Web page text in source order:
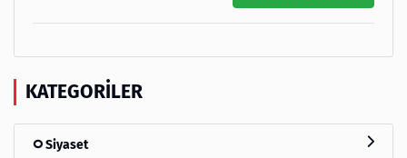
KATEGORILER
Siyaset